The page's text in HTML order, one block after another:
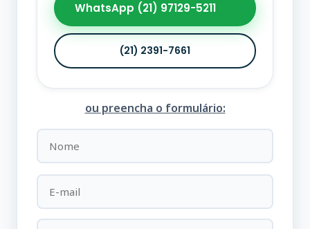
WhatsApp (21) 97129-5211
(21) 2391-7661
ou preencha o formulário: